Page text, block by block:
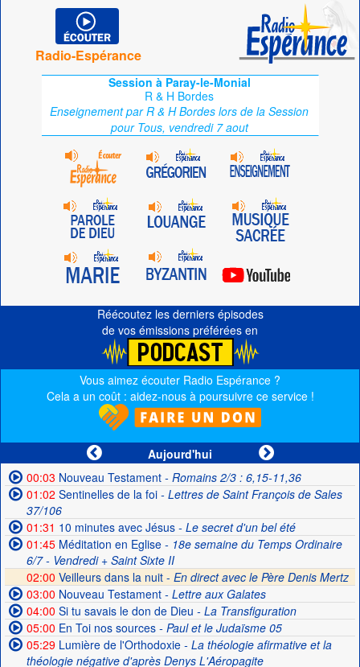
Radio-Espérance
Session à Paray-le-Monial
R & H Bordes
Enseignement par R & H Bordes lors de la Session
pour Tous, vendredi 7 aout
Réécoutez les derniers épisodes
de vos émissions préférées en
Vous aimez écouter Radio Espérance ?
Cela a un coût : aidez-nous à poursuivre ce service !
Aujourd'hui
00:03 Nouveau Testament- Romains 2/3 : 6,15-11,36
01:02 Sentinelles de la foi- Lettres de Saint François de Sales
37/106
01:31 10 minutes avec Jésus- Le secret d'un bel été
01:45Méditation en Eglise- 18e semaine du Temps Ordinaire
6/7 - Vendredi + Saint Sixte II
02:00 Veilleurs dans la nuit - En direct avec le Père Denis Mertz
03:00 Nouveau Testament- Lettre aux Galates
04:00 Si tu savais le don de Dieu - La Transfiguration
05:00 En Toi nos sources- Paul et le Judaïsme 05
05:29Lumière de l'Orthodoxie- La théologie afirmative et la
théologie négative d'après Denys L'Aéropagite